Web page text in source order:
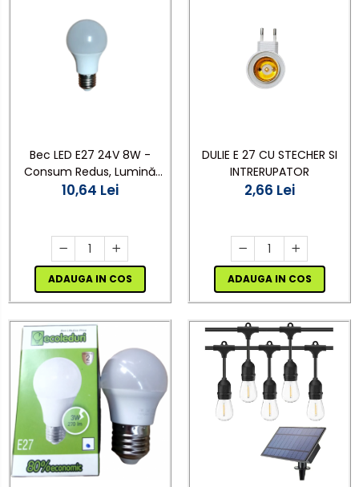
Bec LED E27 24V 8W -
Consum Redus, Lumină
Economică, Durată Lungă
10,64 Lei
ADAUGA IN COS
DULIE E 27 CU STECHER SI
INTRERUPATOR
2,66 Lei
ADAUGA IN COS